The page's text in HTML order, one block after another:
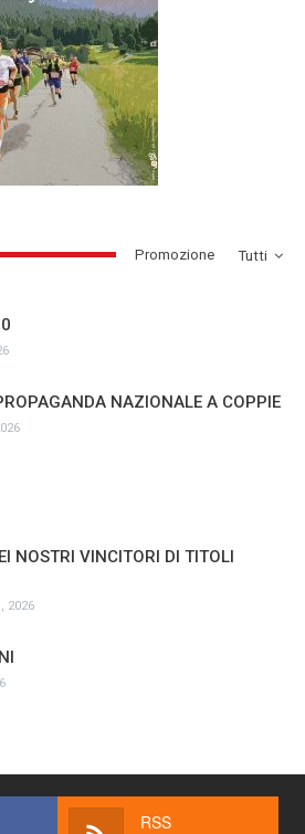
Tutti
­Promozione
NAZIONALE A COPPIE
NOSTRI VINCITORI DI TITOLI
2026
RSS